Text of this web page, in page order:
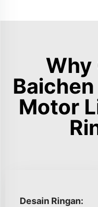
Why
Motor
Desain Ringan: